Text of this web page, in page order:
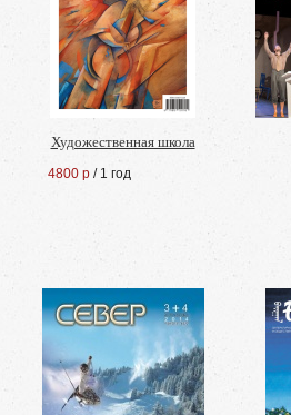
Художественная школа
4800 р / 1 год